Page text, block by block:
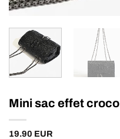
Mini sac effet croco
19.90 EUR